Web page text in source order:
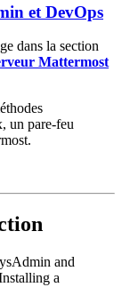
et DevOps
dans la section
Mattermost
un pare-feu
and
a